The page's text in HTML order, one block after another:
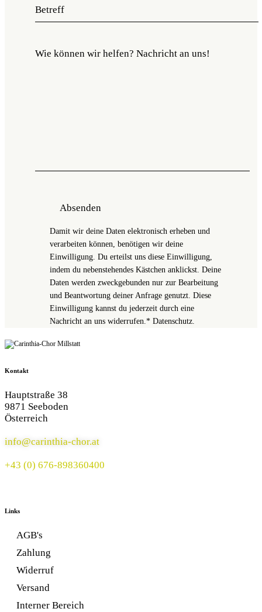
Damit wir deine Daten elektronisch erheben und
verarbeiten können, benötigen wir deine
Einwilligung. Du erteilst uns diese Einwilligung,
indem du nebenstehendes Kästchen anklickst. Deine
Daten werden zweckgebunden nur zur Bearbeitung
und Beantwortung deiner Anfrage genutzt. Diese
Einwilligung kannst du jederzeit durch eine
Nachricht an uns widerrufen.*Datenschutz.
Kontakt
Hauptstraße 38
9871 Seeboden
Österreich
info@carinthia-chor.at
+43 (0) 676-898360400
Links
AGB's
Zahlung
Widerruf
Versand
Interner Bereich